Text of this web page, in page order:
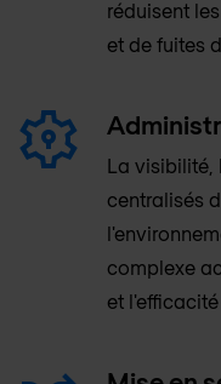
réduisent
et de fuites
La visibilité,
centralisés
complexe
et